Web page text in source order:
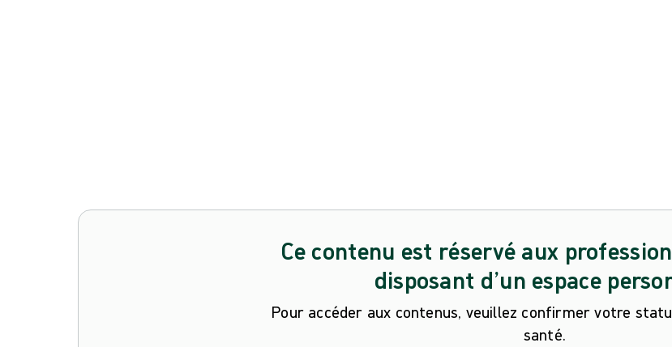
Ce contenu est réservé aux
disposant d’un espace
Pour accéder aux contenus, veuillez confirmer votre
santé.